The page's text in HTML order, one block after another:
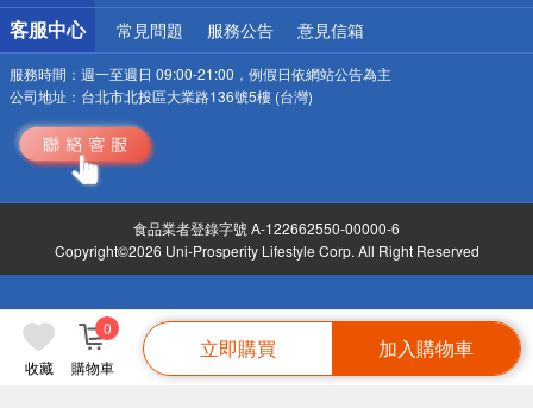
收藏 購物車
0
立即購買 加入購物車
客服中心 常見問題 服務公告 意見信箱
服務時間： 週一至週日 09:00-21:00，例假日依網站公告為主
公司地址： 台北市北投區大業路136號5樓 (台灣)
食品業者登錄字號 A-122662550-00000-6
Copyright©2026 Uni-Prosperity Lifestyle Corp. All Right Reserved